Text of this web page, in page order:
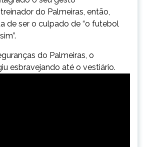
do Palmeiras, então,
de ser o culpado de “o futebol
do Palmeiras, o
esbravejando até o vestiário.